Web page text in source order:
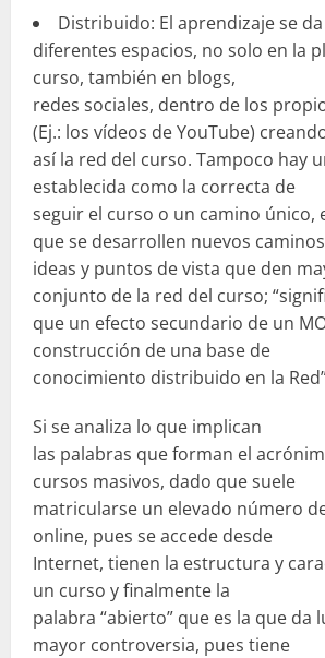
Distribuido: El aprendizaje se
diferentes espacios, no solo en la
curso, también en blogs,
redes sociales, dentro de los
(Ej.: los vídeos de YouTube)
así la red del curso. Tampoco hay
establecida como la correcta de
seguir el curso o un camino único,
que se desarrollen nuevos
ideas y puntos de vista que den
conjunto de la red del curso;
que un efecto secundario de un
construcción de una base de
conocimiento distribuido en la
Si se analiza lo que implican
las palabras que forman el
cursos masivos, dado que suele
matricularse un elevado número
online, pues se accede desde
Internet, tienen la estructura y
un curso y finalmente la
palabra “abierto” que es la que da
mayor controversia, pues tiene